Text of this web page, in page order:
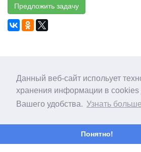
Данный веб-сайт испольует
хранения информации в cookies
Вашего удобства. Узнать больше
Понятно!
Предложить задачу